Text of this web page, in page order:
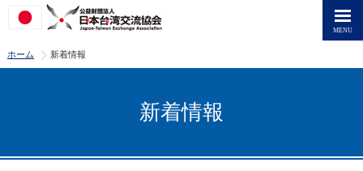
ホーム >
新着情報
新着情報